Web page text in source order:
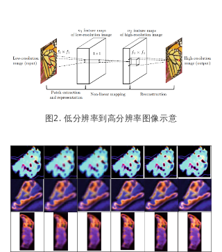
图2. 低分辨率到高分辨率图像示意